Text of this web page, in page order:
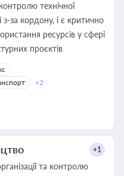
технічної
за кордону, і є критично
ресурсів у сфері
проєктів
+2
+1
та контролю